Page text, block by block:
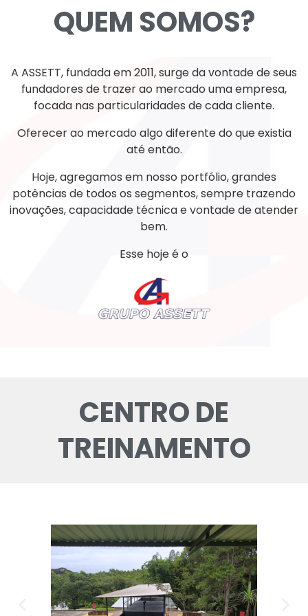
QUEM SOMOS?
A ASSETT, fundada em 2011, surge da vontade de seus
fundadores de trazer ao mercado uma empresa,
focada nas particularidades de cada cliente.
Oferecer ao mercado algo diferente do que existia
até então.
Hoje, agregamos em nosso portfólio, grandes
potências de todos os segmentos, sempre trazendo
inovações, capacidade técnica e vontade de atender
bem.
Esse hoje é o
CENTRO DE
TREINAMENTO